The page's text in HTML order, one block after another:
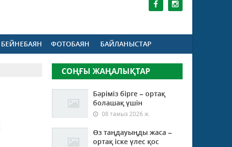
БЕЙНЕБАЯН ФОТОБАЯН БАЙЛАНЫСТАР
СОҢҒЫ ЖАҢАЛЫҚТАР
Бәріміз бірге – ортақ
болашақ үшін
08 тамыз 2026 ж.
Өз таңдауыңды жаса –
ортақ іске үлес қос